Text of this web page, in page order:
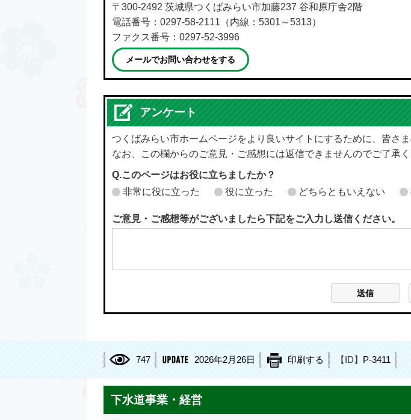
〒300-2492 茨城県つくばみらい市加藤237 谷和原庁舎2階
電話番号：0297-58-2111（内線：5301～5313）
ファクス番号：0297-52-3996
メールでお問い合わせをする
アンケート
つくばみらい市ホームページをより良いサイトにするために、皆さ
なお、この欄からのご意見・ご感想には返信できませんのでご了承く
Q.このページはお役に立ちましたか？
非常に役に立った
役に立った どちらともいえない
ご意見・ご感想等がございましたら下記をご入力し送信ください。
747 2026年2月26日 印刷する 【ID】 P-3411
下水道事業・経営